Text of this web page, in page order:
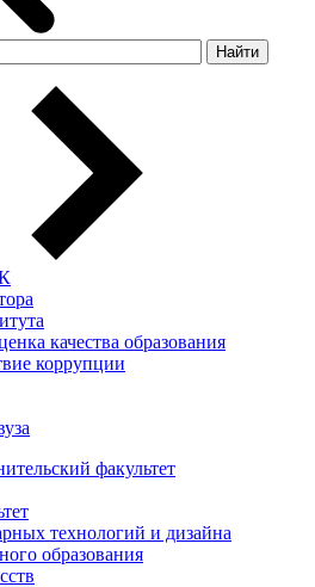
Найти
качества образования
коррупции
факультет
технологий и дизайна
образования